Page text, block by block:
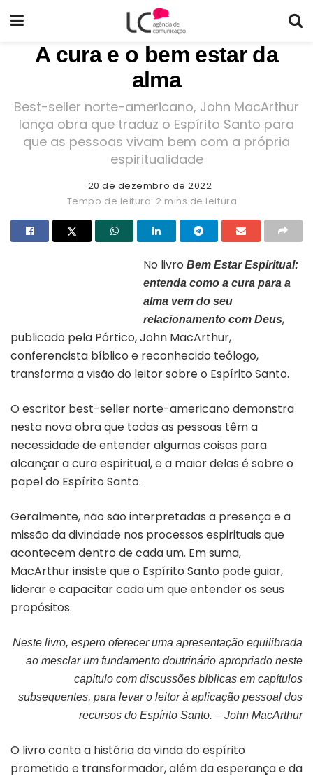
A cura e o bem estar da
alma
Best-seller norte-americano, John MacArthur
lança obra que traduz o Espírito Santo para
que as pessoas vivam bem com a própria
espiritualidade
20 de dezembro de 2022
Tempo de leitura: 2 mins de leitura
No livro Bem Estar Espiritual:
entenda como a cura para a
alma vem do seu
relacionamento com Deus,
publicado pela Pórtico, John MacArthur,
conferencista bíblico e reconhecido teólogo,
transforma a visão do leitor sobre o Espírito Santo.
O escritor best-seller norte-americano demonstra
nesta nova obra que todas as pessoas têm a
necessidade de entender algumas coisas para
alcançar a cura espiritual, e a maior delas é sobre o
papel do Espírito Santo.
Geralmente, não são interpretadas a presença e a
missão da divindade nos processos espirituais que
acontecem dentro de cada um. Em suma,
MacArthur insiste que o Espírito Santo pode guiar,
liderar e capacitar cada um que entender os seus
propósitos.
Neste livro, espero oferecer uma apresentação equilibrada
ao mesclar um fundamento doutrinário apropriado neste
capítulo com discussões bíblicas em capítulos
subsequentes, para levar o leitor à aplicação pessoal dos
recursos do Espírito Santo. – John MacArthur
O livro conta a história da vinda do espírito
prometido e transformador, além da esperança e da